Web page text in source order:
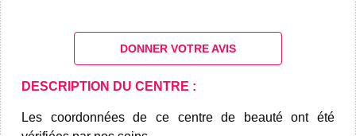
DONNER VOTRE AVIS
DESCRIPTION DU CENTRE :
Les coordonnées de ce centre de beauté ont été